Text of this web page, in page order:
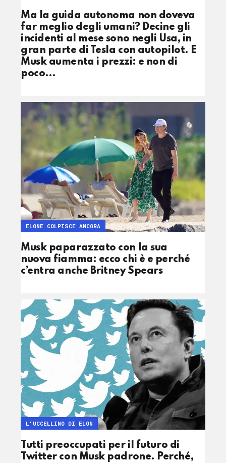
Ma la guida autonoma non doveva
far meglio degli umani? Decine gli
incidenti al mese sono negli Usa, in
gran parte di Tesla con autopilot. E
Musk aumenta i prezzi: e non di
poco…
Musk paparazzato con la sua
nuova fiamma: ecco chi è e perché
c’entra anche Britney Spears
ELONE COLPISCE ANCORA
Tutti preoccupati per il futuro di
Twitter con Musk padrone. Perché,
L'UCCELLINO DI ELON